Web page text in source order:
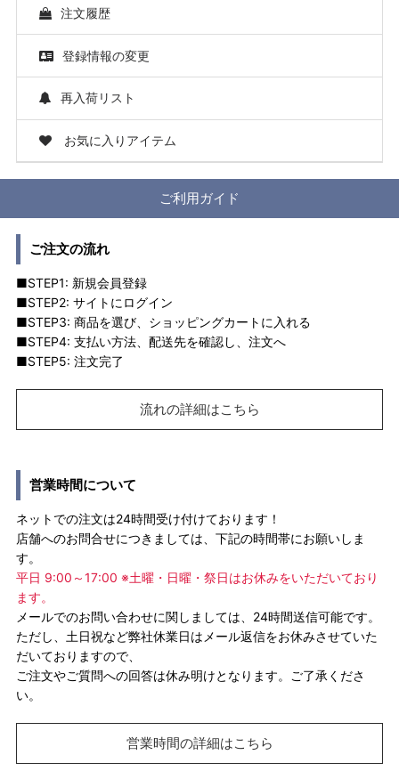
注文履歴
登録情報の変更
再入荷リスト
お気に入りアイテム
ご利用ガイド
ご注文の流れ
■STEP1: 新規会員登録
■STEP2: サイトにログイン
■STEP3: 商品を選び、ショッピングカートに入れる
■STEP4: 支払い方法、配送先を確認し、注文へ
■STEP5: 注文完了
流れの詳細はこちら
営業時間について
ネットでの注文は24時間受け付けております！
店舗へのお問合せにつきましては、下記の時間帯にお願いしま
す。
平日 9:00～17:00 ※土曜・日曜・祭日はお休みをいただいており
ます。
メールでのお問い合わせに関しましては、24時間送信可能です。
ただし、土日祝など弊社休業日はメール返信をお休みさせていた
だいておりますので、
ご注文やご質問への回答は休み明けとなります。ご了承くださ
い。
営業時間の詳細はこちら